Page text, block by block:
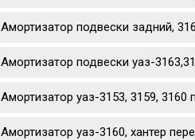
Амортизатор подвески задний,
Амортизатор подвески уаз-
Амортизатор уаз-3153, 3159,
Амортизатор уаз-3160, хантер